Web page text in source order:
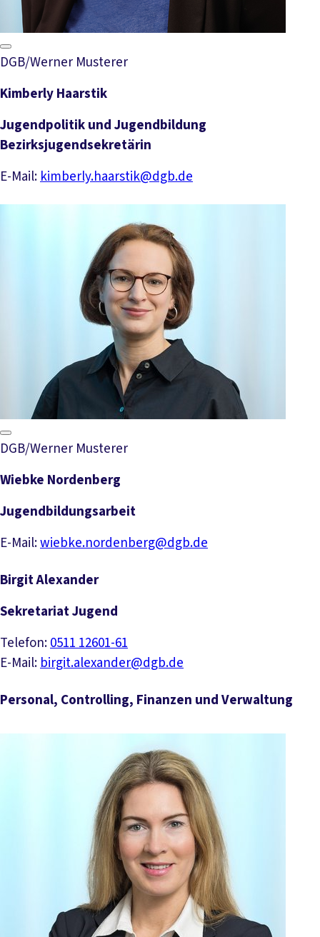
DGB/Werner Musterer
Kimberly Haarstik
Jugendpolitik und Jugendbildung
Bezirksjugendsekretärin
E-Mail:kimberly.haarstik@dgb.de
DGB/Werner Musterer
Wiebke Nordenberg
Jugendbildungsarbeit
E-Mail:wiebke.nordenberg@dgb.de
Birgit Alexander
Sekretariat Jugend
Telefon:0511 12601-61
E-Mail:birgit.alexander@dgb.de
Personal, Controlling, Finanzen und Verwaltung